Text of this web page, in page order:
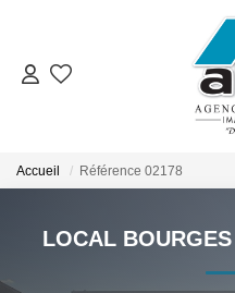
Accueil Référence 02178
LOCAL